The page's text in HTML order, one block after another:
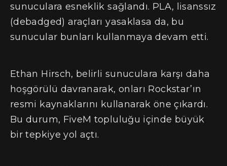
sunuculara esneklik sağlandı. PLA, lisanssız
(debadged) araçları yasaklasa da, bu
sunucular bunları kullanmaya devam etti.
Ethan Hirsch, belirli sunuculara karşı daha
hoşgörülü davranarak, onları Rockstar’ın
resmi kaynaklarını kullanarak öne çıkardı.
Bu durum, FiveM topluluğu içinde büyük
bir tepkiye yol açtı.